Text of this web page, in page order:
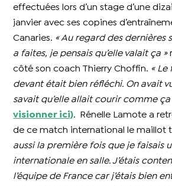
effectuées lors d’un stage d’une
janvier avec ses copines
Canaries. « Au regard des dernières
a faites, je pensais qu’elle valait ça »
côté son coach Thierry Choffin. « Le
devant était bien réfléchi. On avait
savait qu’elle allait courir comme ça
visionner ici).
Rénelle Lamote a
de ce match international le maillot
aussi la première fois que je faisais
internationale en salle. J’étais
l’équipe de France car j’étais bien